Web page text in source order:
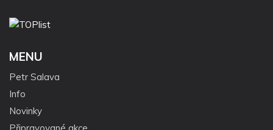
MENU
Petr Salava
Info
Novinky